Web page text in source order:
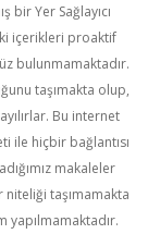
bir Yer Sağlayıcı
içerikleri proaktif
bulunmamaktadır.
taşımakta olup,
Bu internet
ile hiçbir bağlantısı
makaleler
taşımamakta
yapılmamaktadır.